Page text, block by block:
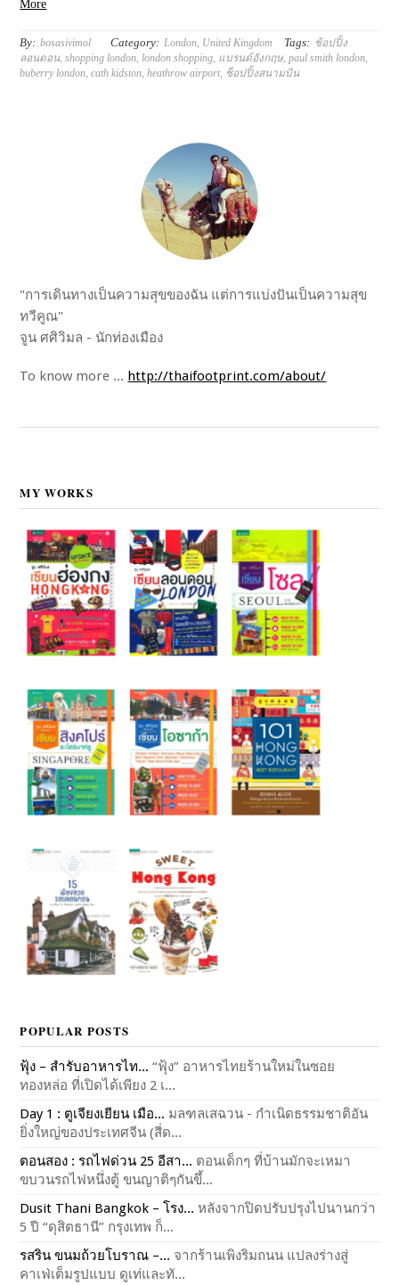
More
By: bosasivimol Category: London, United Kingdom Tags: ช้อปปิ้ง
ลอนดอน,shopping london,london shopping, แบรนด์อังกฤษ,paul smith london,
buberry london,cath kidston,heathrow airport, ช็อปปิ้งสนามบิน
"การเดินทางเป็นความสุขของฉัน แต่การแบ่งปันเป็นความสุข
ทวีคูณ"
จูน ศศิวิมล - นักท่องเมือง
To know more ... http://thaifootprint.com/about/
MY WORKS
POPULAR POSTS
ฟุ้ง – สำรับอาหารไท... “ฟุ้ง” อาหารไทยร้านใหม่ในซอย
ทองหล่อ ที่เปิดได้เพียง 2 เ...
Day 1 : ตูเจียงเยียน เมือ... มลฑลเสฉวน - กำเนิดธรรมชาติอัน
ยิ่งใหญ่ของประเทศจีน (สี่ด...
ตอนสอง : รถไฟด่วน 25 อีสา... ตอนเด็กๆ ที่บ้านมักจะเหมา
ขบวนรถไฟหนึ่งตู้ ขนญาติๆกันขึ้...
Dusit Thani Bangkok – โรง... หลังจากปิดปรับปรุงไปนานกว่า
5 ปี “ดุสิตธานี” กรุงเทพ ก็...
รสริน ขนมถ้วยโบราณ –... จากร้านเพิงริมถนน แปลงร่างสู่
คาเฟ่เต็มรูปแบบ ดูเท่และทั...